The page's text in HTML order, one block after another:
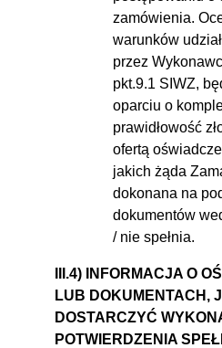
zamówienia.
warunków
przez
pkt.9.1 SIWZ,
oparciu o
prawidłowość
ofertą
jakich żąda
dokonana na
dokumentów
/ nie spełnia.
III.4) INFORMACJA O
LUB DOKUMENTACH,
DOSTARCZYĆ
POTWIERDZENIA